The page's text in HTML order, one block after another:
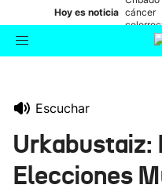
Hoy es noticia cáncer
Escuchar
Urkabustaiz:
Elecciones